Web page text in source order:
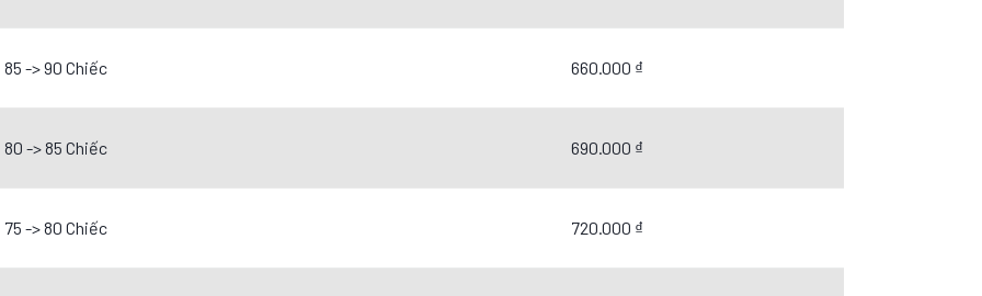
85 -> 90 Chiếc 660.000 ₫
80 -> 85 Chiếc 690.000 ₫
75 -> 80 Chiếc 720.000 ₫